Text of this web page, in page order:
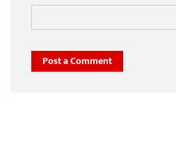
Post a Comment